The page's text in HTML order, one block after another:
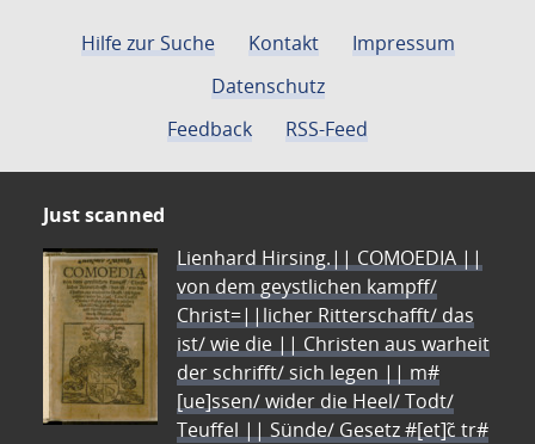
Hilfe zur Suche Kontakt
Impressum
Datenschutz
Feedback
RSS-Feed
Just scanned
Lienhard Hirsing.|| COMOEDIA ||
von dem geystlichen kampff/
Christ=||licher Ritterschafft/ das
ist/ wie die || Christen aus warheit
der schrifft/ sich legen || m#
[ue]ssen/ wider die Heel/ Todt/
Teuffel || Sünde/ Gesetz #[et]c̃ tr#